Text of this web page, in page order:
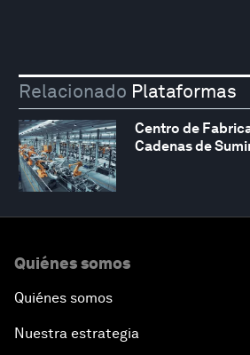
Relacionado Plataformas
Centro de
Cadenas de
Quiénes somos
Quiénes somos
Nuestra estrategia